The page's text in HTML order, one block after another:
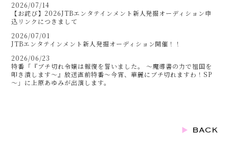
2026/07/14
【お詫び】2026JTBエンタテインメント新人発掘オーディション申
込リンクにつきまして
2026/07/01
JTBエンタテインメント新人発掘オーディション開催！！
2026/06/23
特番「『ブチ切れ令嬢は報復を誓いました。 ～魔導書の力で祖国を
叩き潰します～』放送直前特番～今宵、華麗にブチ切れますわ！SP
～」に上原あゆみが出演します。